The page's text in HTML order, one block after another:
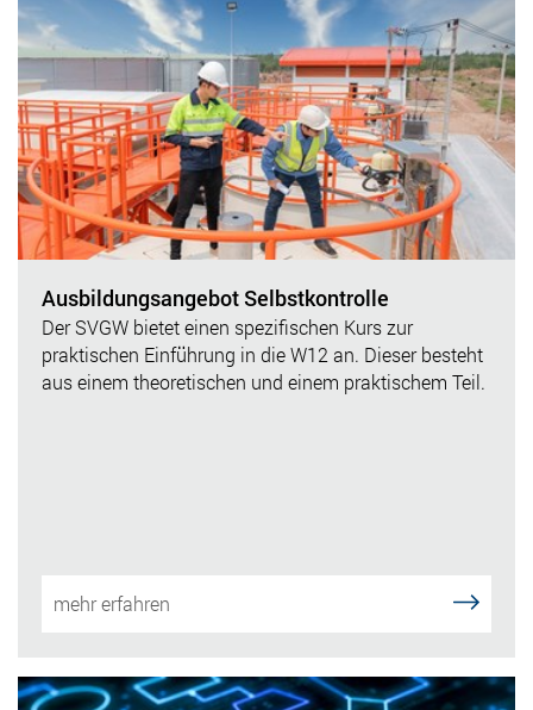
Ausbildungsangebot Selbstkontrolle
Der SVGW bietet einen spezifischen Kurs zur
praktischen Einführung in die W12 an. Dieser besteht
aus einem theoretischen und einem praktischem Teil.
mehr erfahren